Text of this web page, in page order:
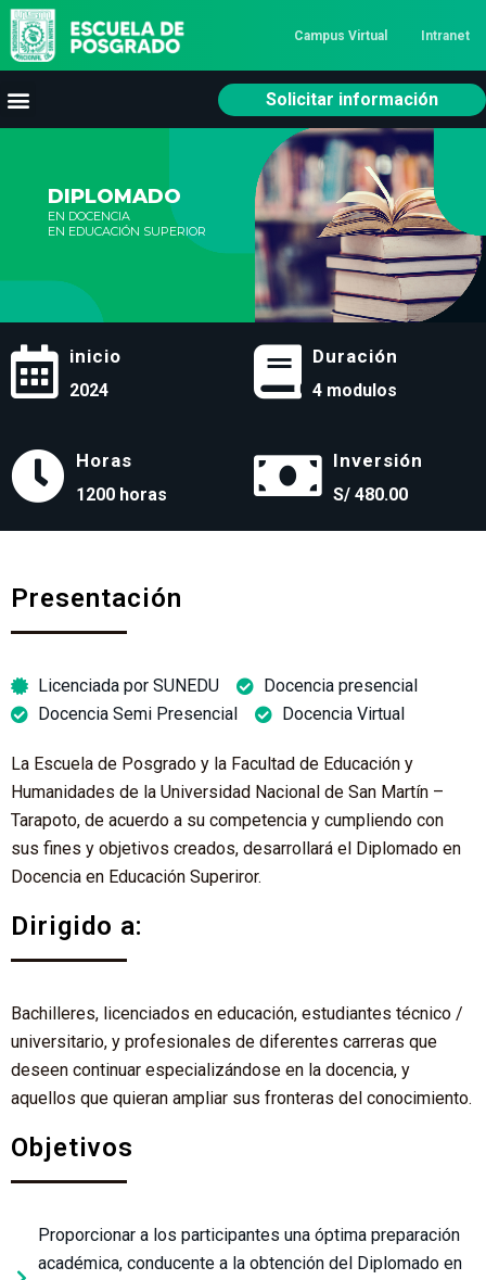
Campus Virtual Intranet
Solicitar información
DIPLOMADO
EN DOCENCIA
EN EDUCACIÓN SUPERIOR
inicio
2024
Duración
4 modulos
Horas
1200 horas
Inversión
S/ 480.00
Presentación
Licenciada por SUNEDU
Docencia presencial
Docencia Semi Presencial
Docencia Virtual
La Escuela de Posgrado y la Facultad de Educación y
Humanidades de la Universidad Nacional de San Martín –
Tarapoto, de acuerdo a su competencia y cumpliendo con
sus fines y objetivos creados, desarrollará el Diplomado en
Docencia en Educación Superiror.
Dirigido a:
Bachilleres, licenciados en educación, estudiantes técnico /
universitario, y profesionales de diferentes carreras que
deseen continuar especializándose en la docencia, y
aquellos que quieran ampliar sus fronteras del conocimiento.
Objetivos
Proporcionar a los participantes una óptima preparación
académica, conducente a la obtención del Diplomado en